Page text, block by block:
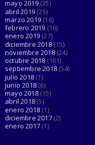
mayo 2019(35)
abril 2019 (25)
marzo 2019 (16)
febrero 2019 (16)
enero 2019 (27)
diciembre 2018(15)
noviembre 2018(24)
octubre 2018 (161)
septiembre 2018 (54)
julio 2018 (1)
junio 2018 (6)
mayo 2018(15)
abril 2018 (5)
enero 2018 (1)
diciembre 2017(2)
enero 2017 (1)